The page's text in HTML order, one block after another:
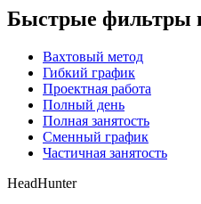
Быстрые фильтры
Вахтовый метод
Гибкий график
Проектная работа
Полный день
Полная занятость
Сменный график
Частичная занятость
HeadHunter